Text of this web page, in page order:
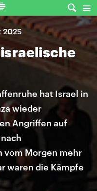
2025
hat Israel in
wieder
Angriffen auf
vom Morgen mehr
waren die Kämpfe